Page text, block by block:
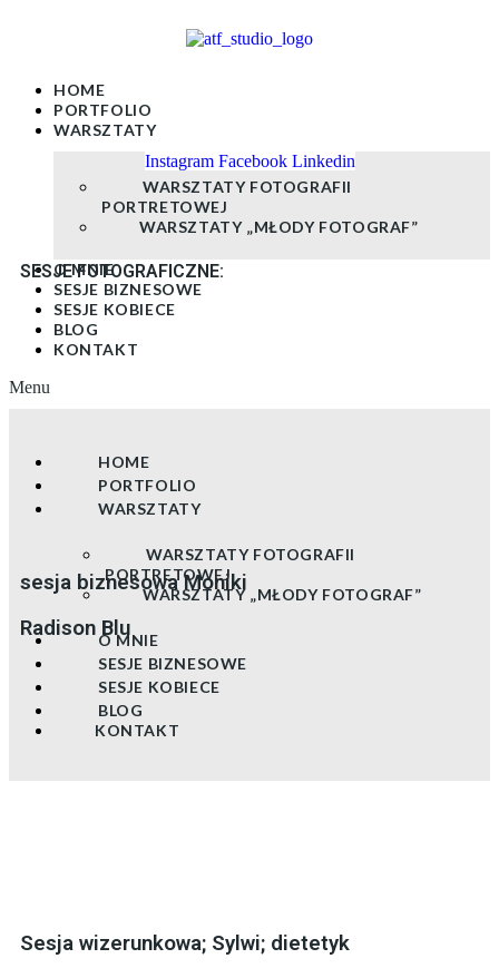
HOME
PORTFOLIO
WARSZTATY
WARSZTATY FOTOGRAFII
PORTRETOWEJ
WARSZTATY „MŁODY FOTOGRAF”
O MNIE
SESJE BIZNESOWE
SESJE KOBIECE
BLOG
KONTAKT
Menu
HOME
PORTFOLIO
WARSZTATY
WARSZTATY FOTOGRAFII
PORTRETOWEJ
WARSZTATY „MŁODY FOTOGRAF”
O MNIE
SESJE BIZNESOWE
SESJE KOBIECE
BLOG
KONTAKT
Instagram Facebook Linkedin
SESJE FOTOGRAFICZNE:
sesja biznesowa Moniki
Radison Blu
Sesja wizerunkowa; Sylwi; dietetyk